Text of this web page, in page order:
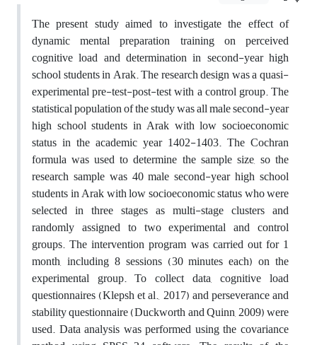
The present study aimed to investigate the effect of
dynamic mental preparation training on perceived
cognitive load and determination in second-year high
school students in Arak. The research design was a quasi-
experimental pre-test-post-test with a control group. The
statistical population of the study was all male second-year
high school students in Arak with low socioeconomic
status in the academic year 1402-1403. The Cochran
formula was used to determine the sample size, so the
research sample was 40 male second-year high school
students in Arak with low socioeconomic status who were
selected in three stages as multi-stage clusters and
randomly assigned to two experimental and control
groups. The intervention program was carried out for 1
month, including 8 sessions (30 minutes each) on the
experimental group. To collect data, cognitive load
questionnaires (Klepsh et al., 2017) and perseverance and
stability questionnaire (Duckworth and Quinn, 2009) were
used. Data analysis was performed using the covariance